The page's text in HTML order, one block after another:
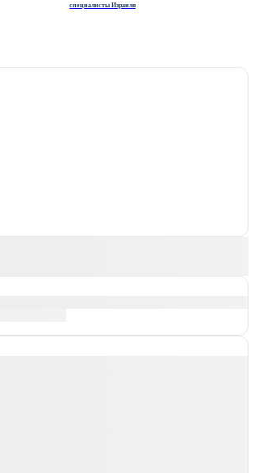
специалисты Израиля